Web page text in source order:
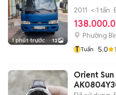
1 phút trước 12
2011 < 1 tấn
Phường
T Tuấn 5.0
Orient